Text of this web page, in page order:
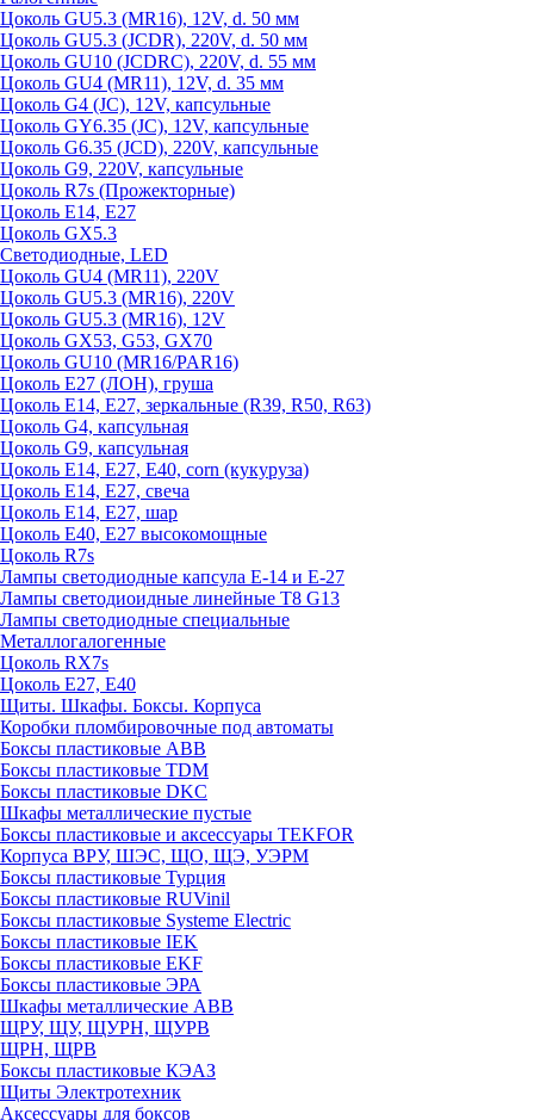
Цоколь GU5.3 (MR16), 12V, d. 50 мм
Цоколь GU5.3 (JCDR), 220V, d. 50 мм
Цоколь GU10 (JCDRC), 220V, d. 55 мм
Цоколь GU4 (MR11), 12V, d. 35 мм
Цоколь G4 (JC), 12V, капсульные
Цоколь GY6.35 (JC), 12V, капсульные
Цоколь G6.35 (JCD), 220V, капсульные
Цоколь G9, 220V, капсульные
Цоколь R7s (Прожекторные)
Цоколь E14, E27
Цоколь GX5.3
Светодиодные, LED
Цоколь GU4 (MR11), 220V
Цоколь GU5.3 (MR16), 220V
Цоколь GU5.3 (MR16), 12V
Цоколь GX53, G53, GX70
Цоколь GU10 (MR16/PAR16)
Цоколь Е27 (ЛОН), груша
Цоколь Е14, Е27, зеркальные (R39, R50, R63)
Цоколь G4, капсульная
Цоколь G9, капсульная
Цоколь Е14, Е27, Е40, corn (кукуруза)
Цоколь Е14, Е27, свеча
Цоколь Е14, Е27, шар
Цоколь Е40, Е27 высокомощные
Цоколь R7s
Лампы светодиодные капсула Е-14 и Е-27
Лампы светодиоидные линейные T8 G13
Лампы светодиодные специальные
Металлогалогенные
Цоколь RX7s
Цоколь Е27, E40
Щиты. Шкафы. Боксы. Корпуса
Коробки пломбировочные под автоматы
Боксы пластиковые ABB
Боксы пластиковые TDM
Боксы пластиковые DKC
Шкафы металлические пустые
Боксы пластиковые и аксессуары TEKFOR
Корпуса ВРУ, ШЭС, ЩО, ЩЭ, УЭРМ
Боксы пластиковые Турция
Боксы пластиковые RUVinil
Боксы пластиковые Systeme Electric
Боксы пластиковые IEK
Боксы пластиковые EKF
Боксы пластиковые ЭРА
Шкафы металлические ABB
ЩРУ, ЩУ, ЩУРН, ЩУРВ
ЩРН, ЩРВ
Боксы пластиковые КЭАЗ
Щиты Электротехник
Аксессуары для боксов